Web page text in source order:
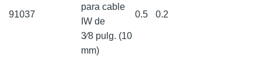
91037
para cable
IW de
3⁄8 pulg. (10
mm)
0.5 0.2